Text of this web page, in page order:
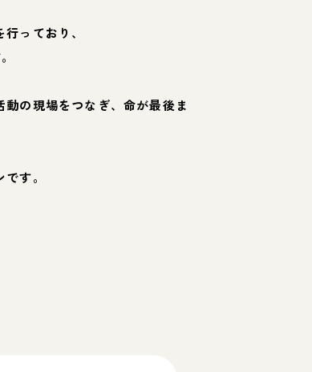
っており、
の現場をつなぎ、命が最後ま
す。